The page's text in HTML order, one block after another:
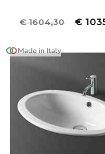
€ 1604,30 €